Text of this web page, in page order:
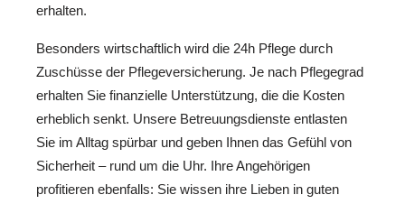
erhalten.
Besonders wirtschaftlich wird die 24h Pflege durch
Zuschüsse der Pflegeversicherung. Je nach Pflegegrad
erhalten Sie finanzielle Unterstützung, die die Kosten
erheblich senkt. Unsere Betreuungsdienste entlasten
Sie im Alltag spürbar und geben Ihnen das Gefühl von
Sicherheit – rund um die Uhr. Ihre Angehörigen
profitieren ebenfalls: Sie wissen ihre Lieben in guten